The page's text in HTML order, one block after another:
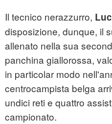
Il tecnico nerazzurro,
disposizione, dunque, il
allenato nella sua
panchina giallorossa,
in particolar modo
centrocampista belga
undici reti e quattro
campionato.